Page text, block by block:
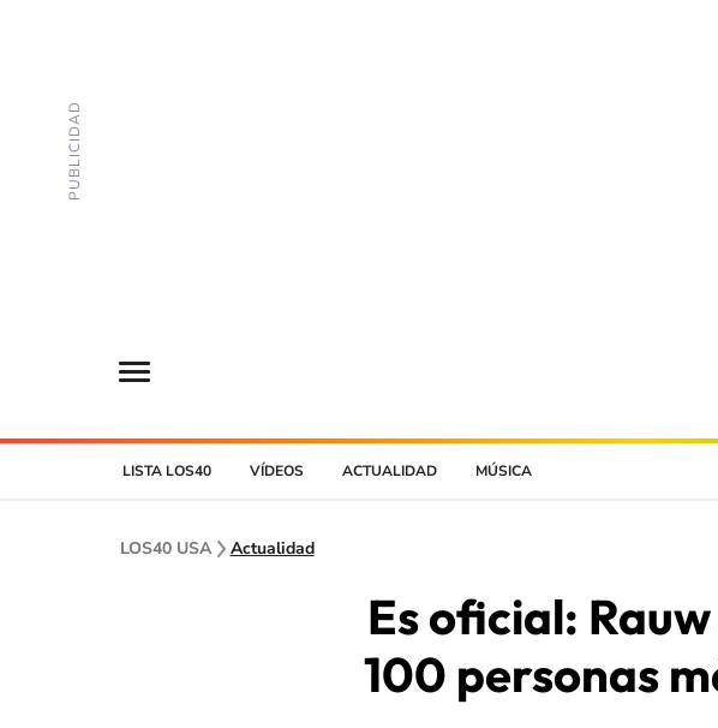
LISTA LOS40 VÍDEOS ACTUALIDAD MÚSICA
LOS40 USA Actualidad
Es oficial:
100 personas